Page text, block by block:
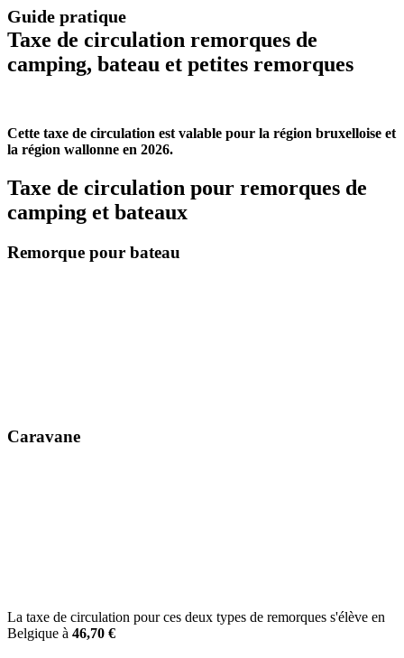
Guide pratique
Taxe de circulation remorques de
camping, bateau et petites remorques
Cette taxe de circulation est valable pour la région bruxelloise et
la région wallonne en 2026.
Taxe de circulation pour remorques de
camping et bateaux
Remorque pour bateau
Caravane
La taxe de circulation pour ces deux types de remorques s'élève en
Belgique à 46,70 €